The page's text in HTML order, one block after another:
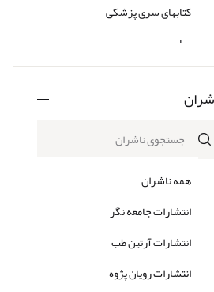
کتابهای سری پزشکی
سایر
همه ناشران
انتشارات جامعه نگر
انتشارات آرتین طب
انتشارات رویان پژوه